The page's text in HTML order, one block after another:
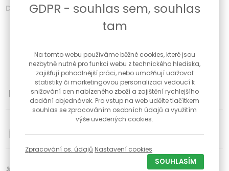
Dětský stříbrný prsten s růžovou kytičkou
Povrchová úprava rhodiování proti černání
Dárková krabička součástí prstenu
možnost vrácení zboží do 30 dnů
Poctivé české klenotnictví s kamennou prodejnou a
dílnou již od roku 1992
Slevy pro registravné zákazníky na vybrané produkty
GDPR - souhlas sem, souhlas
tam
Na tomto webu používáme běžné cookies, které jsou
nezbytně nutné pro funkci webu z technického hlediska,
zajišťují pohodlnější práci, nebo umožňují udržovat
statistiky či marketingovou personalizaci vedoucí k
snižování cen nabízeného zboží a zajištění rychlejšího
dodání objednávek. Pro vstup na web udělte tlačítkem
souhlas se zpracováním osobních údajů a využitím
výše uvedených cookies.
Zpracování os. údajů Nastavení cookies
SOUHLASÍM